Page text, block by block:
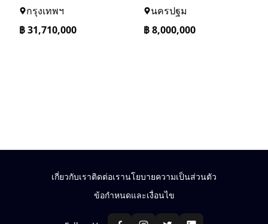
กรุงเทพฯ
฿31,710,000
นครปฐม
฿8,000,000
เกี่ยวกับเราติดต่อเรานโยบายความเป็นส่วนตัว
ข้อกำหนดและเงื่อนไข